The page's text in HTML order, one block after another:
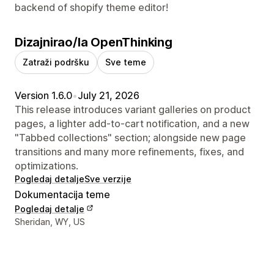
backend of shopify theme editor!
Dizajnirao/la OpenThinking
Zatraži podršku Sve teme
Version 1.6.0•July 21, 2026
This release introduces variant galleries on product
pages, a lighter add-to-cart notification, and a new
"Tabbed collections" section; alongside new page
transitions and many more refinements, fixes, and
optimizations.
Pogledaj detaljeSve verzije
Dokumentacija teme
Pogledaj detalje
Podaci za kontakt dizajnera
Sheridan, WY, US